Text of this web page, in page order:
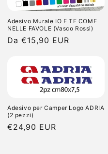
Adesivo Murale IO E TE COME
NELLE FAVOLE (Vasco Rossi)
Prezzo
Da €15,90 EUR
Adesivo per Camper Logo ADRIA
(2 pezzi)
Prezzo
€24,90 EUR